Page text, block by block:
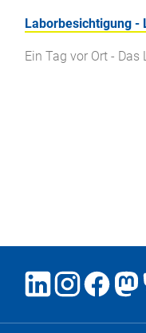
Laborbesichtigung -
Ein Tag vor Ort -